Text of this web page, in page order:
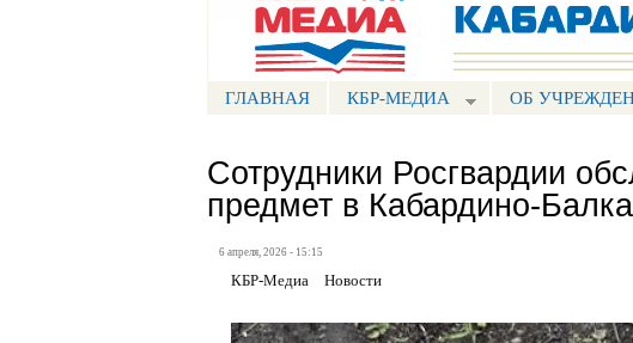
ГЛАВНАЯ КБР-МЕДИА ОБ
Сотрудники Росгвардии
предмет в Кабардино-
6 апреля, 2026 - 15:15
КБР-Медиа Новости